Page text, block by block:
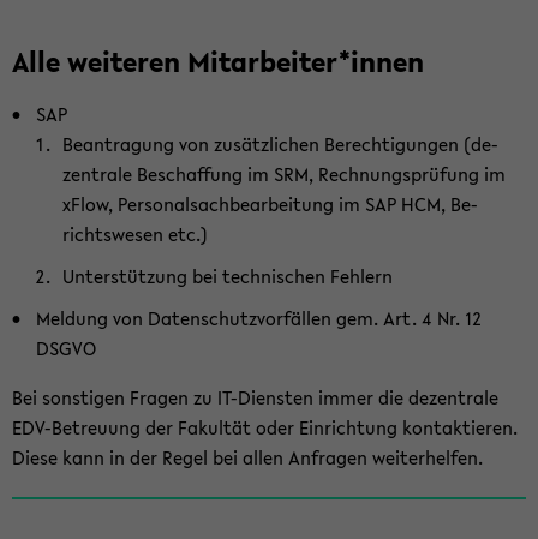
Alle wei­te­ren Mit­ar­bei­ter*innen
SAP
Be­an­tra­gung von zu­sätz­li­chen Be­rech­ti­gun­gen (de­
zen­tra­le Be­schaf­fung im SRM, Rech­nungs­prü­fung im
xFlow, Per­so­nal­sach­be­ar­bei­tung im SAP HCM, Be­
richts­we­sen etc.)
Un­ter­stüt­zung bei tech­ni­schen Feh­lern
Mel­dung von Da­ten­schutz­vor­fäl­len gem. Art. 4 Nr. 12
DSGVO
Bei sons­ti­gen Fra­gen zu IT-​Diensten immer die de­zen­tra­le
EDV-​Betreuung der Fa­kul­tät oder Ein­rich­tung kon­tak­tie­ren.
Diese kann in der Regel bei allen An­fra­gen wei­ter­hel­fen.